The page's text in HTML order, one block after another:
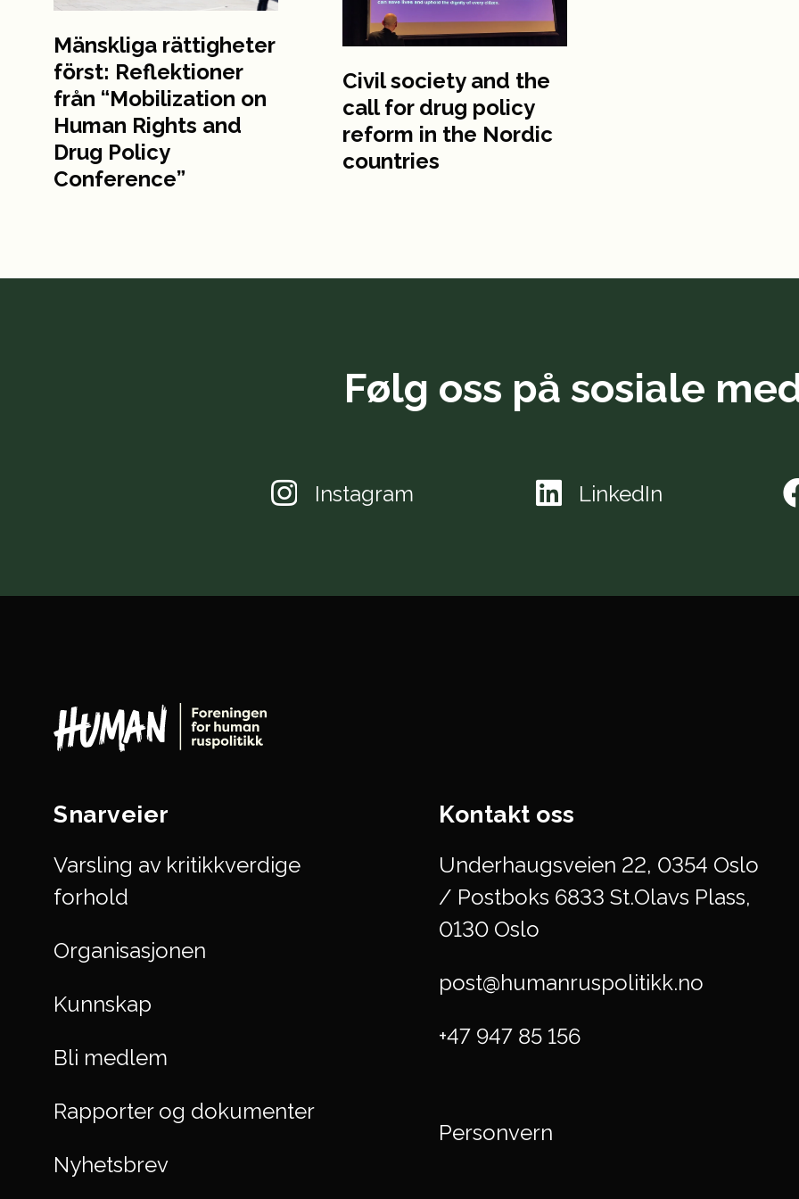
Mänskliga rättigheter
först: Reflektioner
från “Mobilization on
Human Rights and
Drug Policy
Conference”
Civil society and the
call for drug policy
reform in the Nordic
countries
Følg oss på sosiale
Instagram LinkedIn
Snarveier
Varsling av kritikkverdige
forhold
Organisasjonen
Kunnskap
Bli medlem
Rapporter og dokumenter
Nyhetsbrev
Kontakt oss
Underhaugsveien 22, 0354 Oslo
/ Postboks 6833 St.Olavs Plass,
0130 Oslo
post@humanruspolitikk.no
+47 947 85 156
Personvern